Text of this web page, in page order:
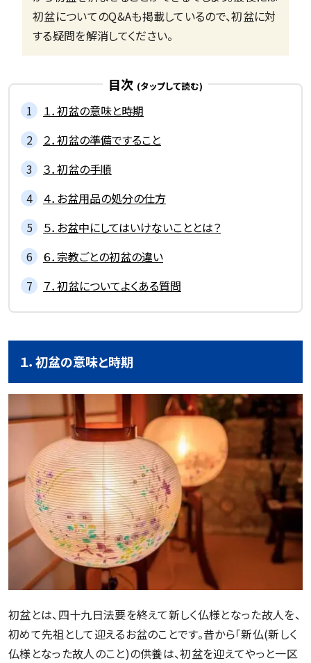
初盆についてのQ&Aも掲載しているので、初盆に対
する疑問を解消してください。
目次
１．初盆の意味と時期
２．初盆の準備ですること
３．初盆の手順
４．お盆用品の処分の仕方
５．お盆中にしてはいけないこととは？
６．宗教ごとの初盆の違い
７．初盆についてよくある質問
１．初盆の意味と時期
初盆とは、四十九日法要を終えて新しく仏様となった故人を、
初めて先祖として迎えるお盆のことです。昔から「新仏(新しく
仏様となった故人のこと)の供養は、初盆を迎えてやっと一区